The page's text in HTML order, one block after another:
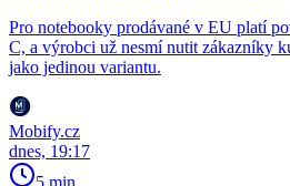
Pro notebooky prodávané v EU platí
C, a výrobci už nesmí nutit zákazníky
jako jedinou variantu.
Mobify.cz
dnes, 19:17
5 min